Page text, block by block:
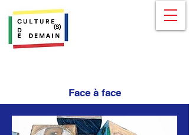
Face à face